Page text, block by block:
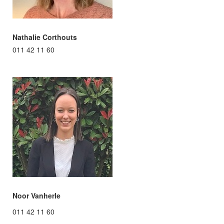
Nathalie Corthouts
011 42 11 60
Noor Vanherle
011 42 11 60